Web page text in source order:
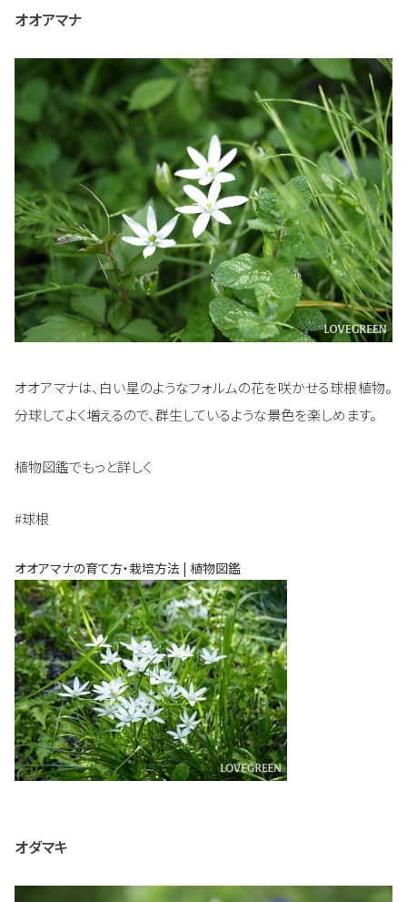
オオアマナ
オオアマナは、白い星のようなフォルムの花を咲かせる球根植物。
分球してよく増えるので、群生しているような景色を楽しめます。
植物図鑑でもっと詳しく
#球根
オオアマナの育て方・栽培方法 | 植物図鑑
オダマキ